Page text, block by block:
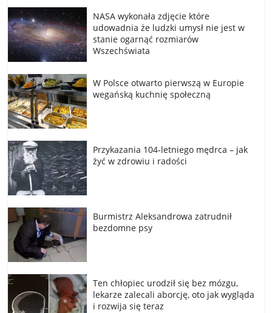
NASA wykonała zdjęcie które
udowadnia że ludzki umysł nie jest w
stanie ogarnąć rozmiarów
Wszechświata
W Polsce otwarto pierwszą w Europie
wegańską kuchnię społeczną
Przykazania 104-letniego mędrca – jak
żyć w zdrowiu i radości
Burmistrz Aleksandrowa zatrudnił
bezdomne psy
Ten chłopiec urodził się bez mózgu,
lekarze zalecali aborcję, oto jak wygląda
i rozwija się teraz